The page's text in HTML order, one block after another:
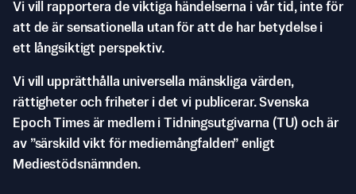
Vi vill rapportera de viktiga händelserna i vår tid, inte för
att de är sensationella utan för att de har betydelse i
ett långsiktigt perspektiv.
Vi vill upprätthålla universella mänskliga värden,
rättigheter och friheter i det vi publicerar. Svenska
Epoch Times är medlem i Tidningsutgivarna (TU) och är
av ”särskild vikt för mediemångfalden” enligt
Mediestödsnämnden.